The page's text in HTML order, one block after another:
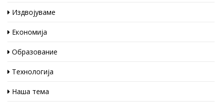
Издвојуваме
Економија
Образование
Технологија
Наша тема